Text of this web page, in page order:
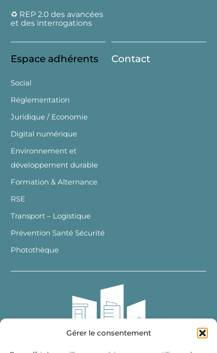
Gérer le consentement
♻️ REP 2.0 des avancées
et des interrogations
Espace adhérents
Social
Réglementation
Juridique / Economie
Digital numérique
Environnement et
développement durable
Formation & Alternance
RSE
Transport – Logistique
Prévention Santé Sécurité
Photothèque
Contact